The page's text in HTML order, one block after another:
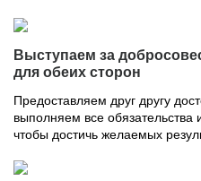
Выступаем за
для обеих сторон
Предоставляем друг другу
выполняем все
чтобы достичь желаемых